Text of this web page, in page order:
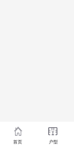
首页 户型